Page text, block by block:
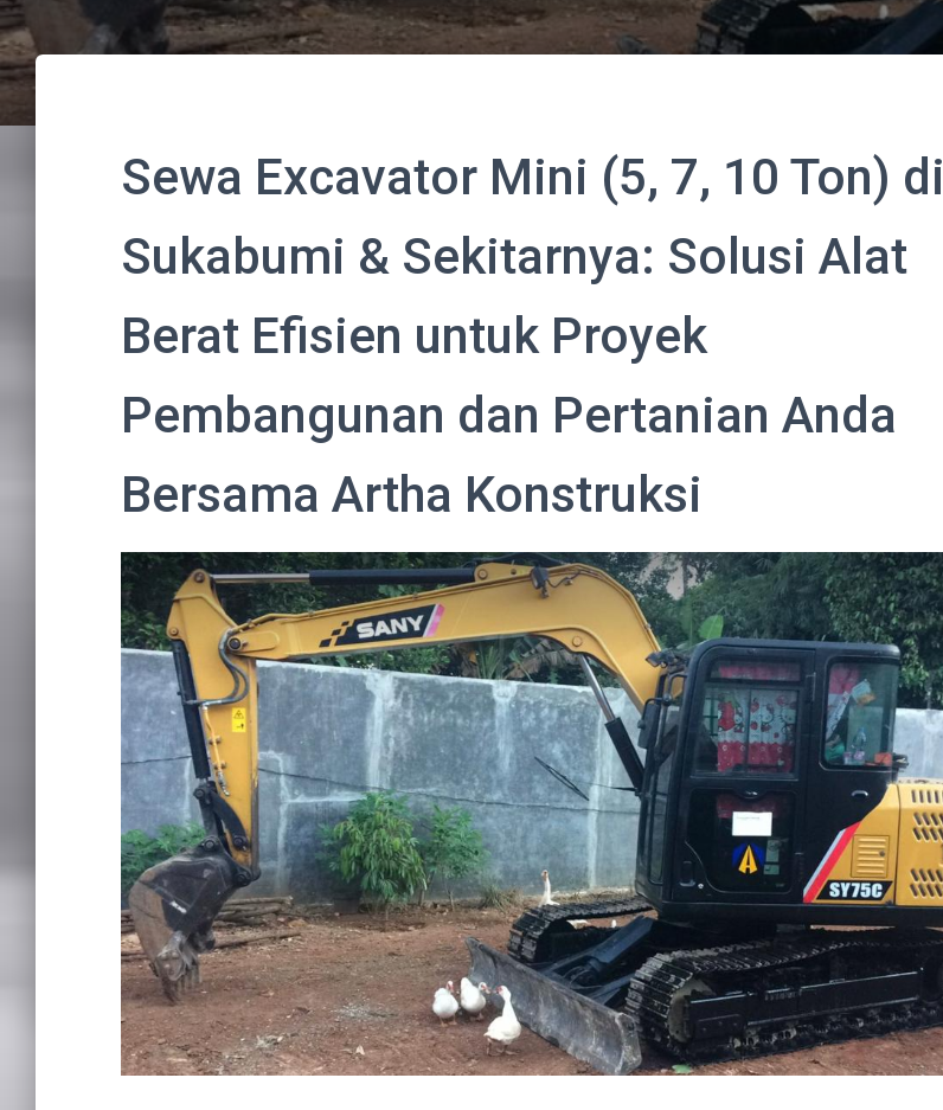
Sewa Excavator Mini (5, 7, 10 Ton) di
Sukabumi & Sekitarnya: Solusi Alat
Berat Efisien untuk Proyek
Pembangunan dan Pertanian Anda
Bersama Artha Konstruksi